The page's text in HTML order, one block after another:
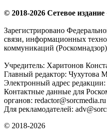
© 2018-2026 Сетевое издание
Зарегистрировано
связи, информационных
коммуникаций
Учредитель: Харитонов
Главный редактор: Чухутова
Электронный адрес редакции:
Контактные данные для
органов: redactor@sorcmedia.ru
Для рекламодателей:
© 2018-2026